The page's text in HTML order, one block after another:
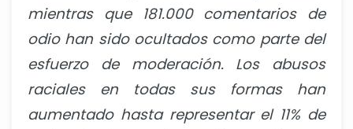
mientras que 181.000 comentarios de
odio han sido ocultados como parte del
esfuerzo de moderación. Los abusos
raciales en todas sus formas han
aumentado hasta representar el 11% de